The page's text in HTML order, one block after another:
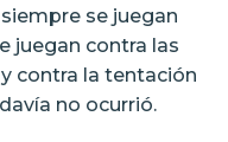
se juegan
juegan contra las
contra la tentación
no ocurrió.